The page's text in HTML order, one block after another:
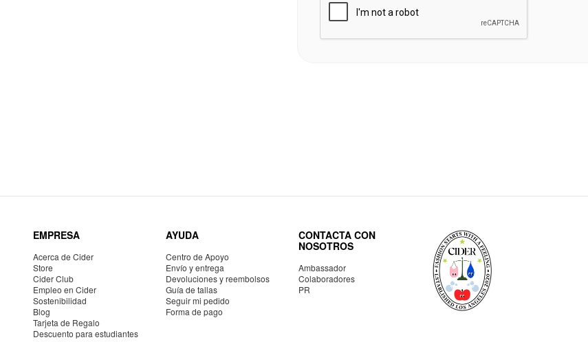
EMPRESA
Acerca de Cider
Store
Cider Club
Empleo en Cider
Sostenibilidad
Blog
Tarjeta de Regalo
Descuento para estudiantes
AYUDA
Centro de Apoyo
Envío y entrega
Devoluciones y reembolsos
Guía de tallas
Seguir mi pedido
Forma de pago
CONTACTA CON
NOSOTROS
Ambassador
Colaboradores
PR